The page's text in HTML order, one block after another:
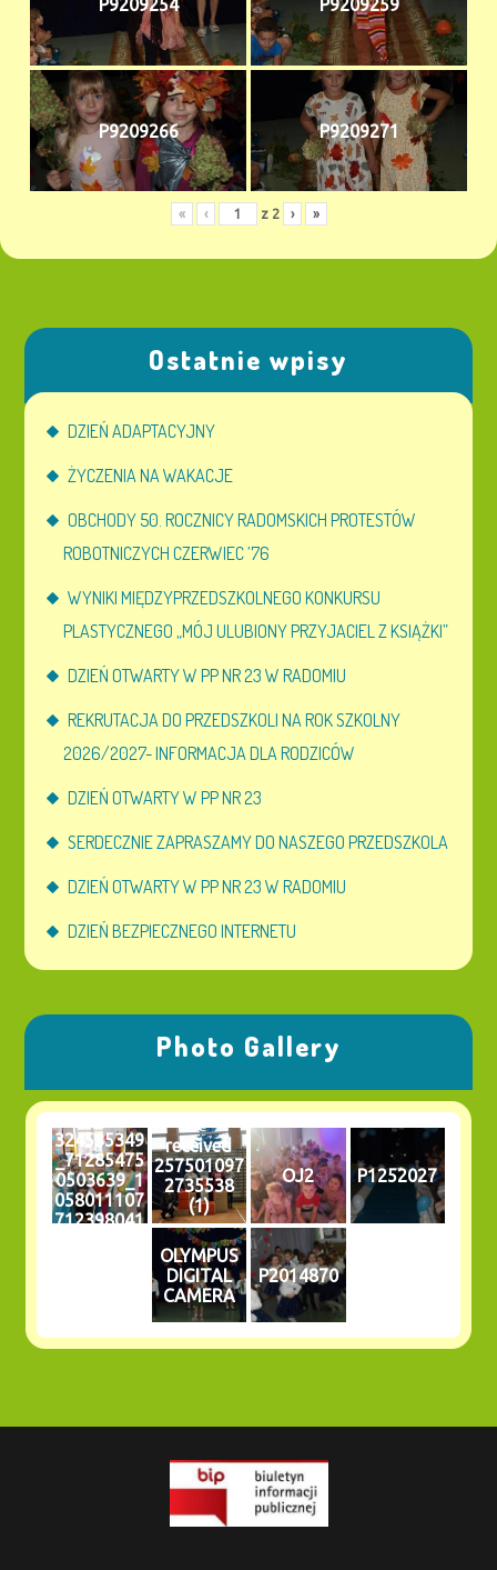
P9209254 P9209259
P9209266 P9209271
« ‹ z 2 › »
Ostatnie wpisy
DZIEŃ ADAPTACYJNY
ŻYCZENIA NA WAKACJE
OBCHODY 50. ROCZNICY RADOMSKICH PROTESTÓW
ROBOTNICZYCH CZERWIEC ’76
WYNIKI MIĘDZYPRZEDSZKOLNEGO KONKURSU
PLASTYCZNEGO „MÓJ ULUBIONY PRZYJACIEL Z KSIĄŻKI”
DZIEŃ OTWARTY W PP NR 23 W RADOMIU
REKRUTACJA DO PRZEDSZKOLI NA ROK SZKOLNY
2026/2027- INFORMACJA DLA RODZICÓW
DZIEŃ OTWARTY W PP NR 23
SERDECZNIE ZAPRASZAMY DO NASZEGO PRZEDSZKOLA
DZIEŃ OTWARTY W PP NR 23 W RADOMIU
DZIEŃ BEZPIECZNEGO INTERNETU
Photo Gallery
324535349
_71285475
0503639_1
058011107
712398041
received
257501097
2735538
(1)
OJ2 P1252027
OLYMPUS
DIGITAL
CAMERA
P2014870